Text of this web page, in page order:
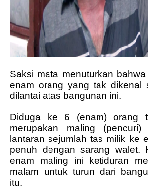
Saksi mata menuturkan
enam orang yang tak dikenal
dilantai atas bangunan ini.
Diduga ke 6 (enam) orang
merupakan maling (pencuri)
lantaran sejumlah tas milik ke
penuh dengan sarang walet.
enam maling ini ketiduran
malam untuk turun dari
itu.